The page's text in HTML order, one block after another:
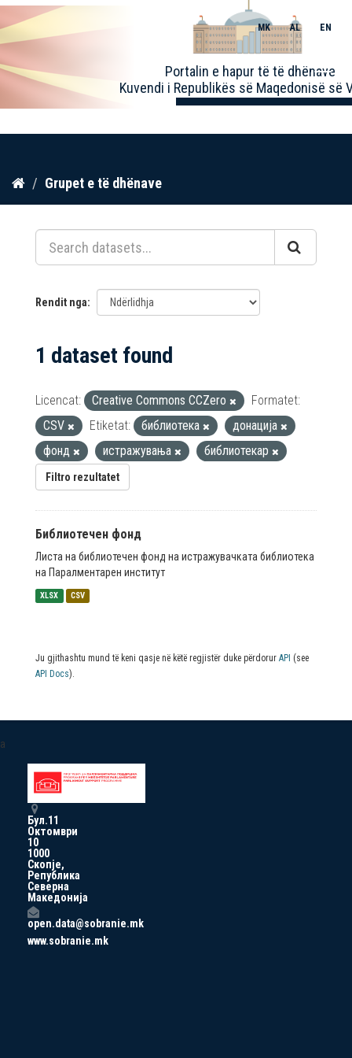
Kalo
përmbajtja
Portalin e hapur të të dhënave
Kuvendi i Republikës së Maqedonisë së
MK AL EN
Toggle
Grupet e të dhënave
Rendit nga
1 dataset found
Licencat: Creative Commons CCZero
Formatet:
CSV
Etiketat: библиотека
донација
фонд
истражувања библиотекар
Filtro rezultatet
Библиотечен фонд
Листа на библиотечен фонд на истражувачката библиотека
на Паралментарен институт
XLSX CSV
Ju gjithashtu mund të keni qasje në këtë regjistër duke përdorur API (see
API Docs).
a
Бул.11
Октомври
10
1000
Скопје,
Република
Северна
Македонија
open.data@sobranie.mk
www.sobranie.mk